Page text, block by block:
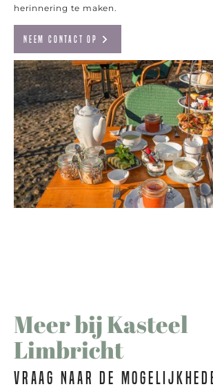
herinnering te maken.
Neem contact op
Meer bij Kasteel
Limbricht
Vraag naar de